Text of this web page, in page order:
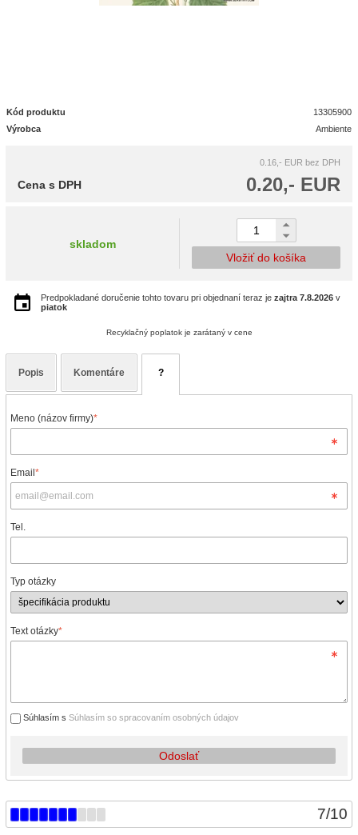
7/10
Kód produktu
13305900
Výrobca
Ambiente
0.16,- EUR bez DPH
0.20,- EUR
Cena s DPH
skladom
Vložiť do košíka
Predpokladané doručenie tohto tovaru pri objednaní teraz je zajtra 7.8.2026 v
piatok
Recyklačný poplatok je zarátaný v cene
Popis Komentáre ?
Meno (názov firmy)*
Email *
Tel.
Typ otázky
Text otázky*
Súhlasím s Súhlasím so spracovaním osobných údajov
Odoslať